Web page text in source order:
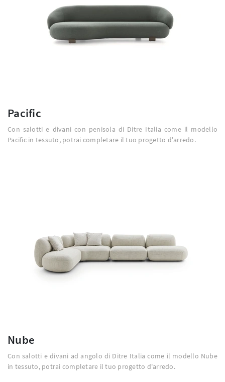
Pacific
Con salotti e divani con penisola di Ditre Italia come il modello
Pacific in tessuto, potrai completare il tuo progetto d'arredo.
Nube
Con salotti e divani ad angolo di Ditre Italia come il modello Nube
in tessuto, potrai completare il tuo progetto d'arredo.